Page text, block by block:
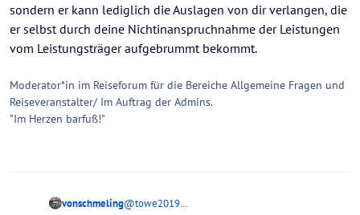
sondern er kann lediglich die Auslagen von dir verlangen, die
er selbst durch deine Nichtinanspruchnahme der Leistungen
vom Leistungsträger aufgebrummt bekommt.
Moderator*in im Reiseforum für die Bereiche Allgemeine Fragen und
Reiseveranstalter/ Im Auftrag der Admins.
"Im Herzen barfuß!"
vonschmeling@towe2019